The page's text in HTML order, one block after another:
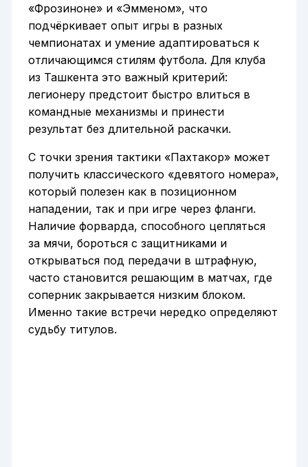
«Фрозиноне» и «Эмменом», что
подчёркивает опыт игры в разных
чемпионатах и умение адаптироваться к
отличающимся стилям футбола. Для клуба
из Ташкента это важный критерий:
легионеру предстоит быстро влиться в
командные механизмы и принести
результат без длительной раскачки.
С точки зрения тактики «Пахтакор» может
получить классического «девятого номера»,
который полезен как в позиционном
нападении, так и при игре через фланги.
Наличие форварда, способного цепляться
за мячи, бороться с защитниками и
открываться под передачи в штрафную,
часто становится решающим в матчах, где
соперник закрывается низким блоком.
Именно такие встречи нередко определяют
судьбу титулов.